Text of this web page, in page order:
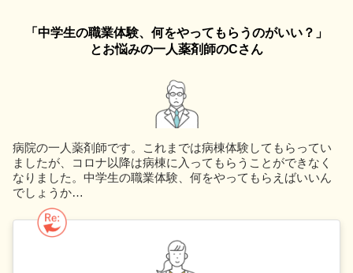
「中学生の職業体験、何をやってもらうのがいい？」
とお悩みの一人薬剤師のCさん
病院の一人薬剤師です。これまでは病棟体験してもらってい
ましたが、コロナ以降は病棟に入ってもらうことができなく
なりました。中学生の職業体験、何をやってもらえばいいん
でしょうか…